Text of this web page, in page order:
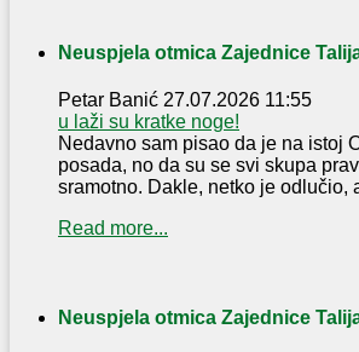
Neuspjela otmica Zajednice
Petar Banić 27.07.2026 11:55
u laži su kratke noge!
Nedavno sam pisao da je na istoj
posada, no da su se svi skupa
sramotno. Dakle, netko je odlučio,
Read more...
Neuspjela otmica Zajednice